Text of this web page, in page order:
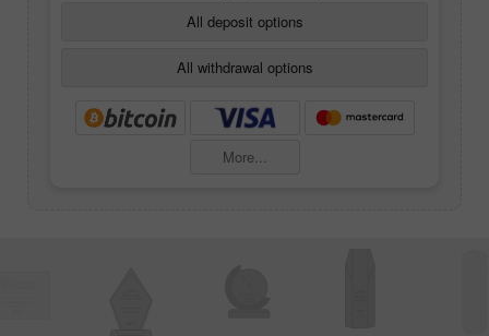
All deposit options
All withdrawal options
More...